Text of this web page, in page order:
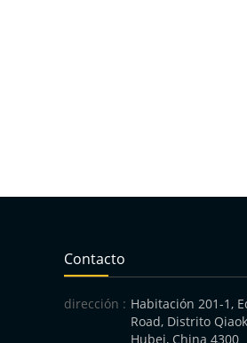
Contacto
dirección : Habitación 201-1,
Road, Distrito
Hubei, China 4300